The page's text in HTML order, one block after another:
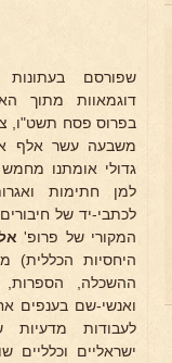
שפורסם
דוגמאוות מתוך
בפרוס פסח תשט"ו,
משבעה עשר אלף
גדולי אומתנו
למן חתימות
לכתבי-יד של
המקורי של פרופ'
היחסיות הכללית)
ההשכלה, הספרות,
ואנשי-שם בענפים
לעבודות מדעיות
ישראליים וכלליים